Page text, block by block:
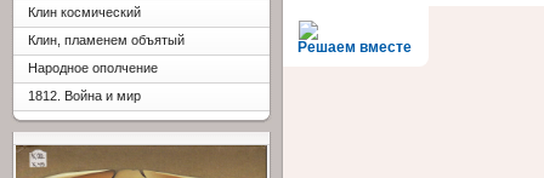
Решаем вместе
Клин космический
Клин, пламенем объятый
Народное ополчение
1812. Война и мир